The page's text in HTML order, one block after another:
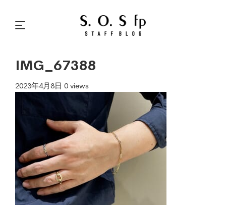
IMG_67388
2023年4月8日 0 views